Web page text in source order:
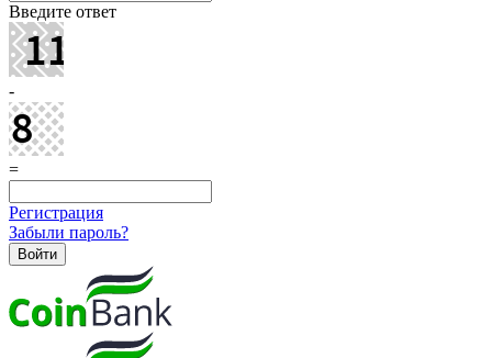
Введите ответ
-
=
Регистрация
Забыли пароль?